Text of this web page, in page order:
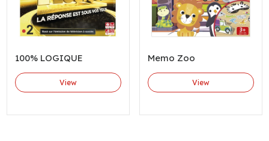
100% LOGIQUE
View
Memo Zoo
View